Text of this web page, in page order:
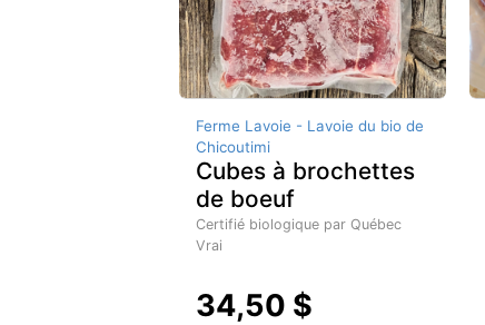
Ferme Lavoie - Lavoie du bio de
Chicoutimi
Cubes à brochettes
de boeuf
Certifié biologique par Québec
Vrai
34,50 $